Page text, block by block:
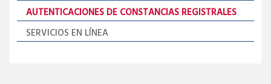
AUTENTICACIONES DE CONSTANCIAS REGISTRALES
SERVICIOS EN LÍNEA